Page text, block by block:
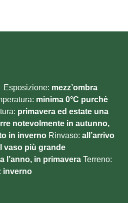
Esposizione: mezz’ombra
minima 0°C purchè
primavera ed estate una
notevolmente in autunno,
in inverno Rinvaso: all’arrivo
vaso più grande
l’anno, in primavera Terreno:
inverno